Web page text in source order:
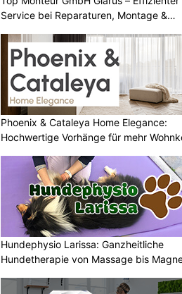
Service bei Reparaturen, Montage &
Phoenix & Cataleya Home Elegance:
Hochwertige Vorhänge für mehr
Hundephysio Larissa: Ganzheitliche
Hundetherapie von Massage bis